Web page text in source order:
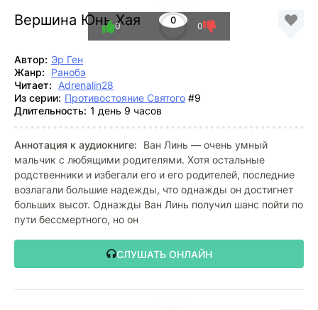
Вершина Юнь Хая 0
0 0
Автор: Эр Ген
Жанр:
Ранобэ
Читает:
Adrenalin28
Из серии: Противостояние Святого #9
Длительность: 1 день 9 часов
Аннотация к аудиокниге:
Ван Линь — очень умный
мальчик с любящими родителями. Хотя остальные
родственники и избегали его и его родителей, последние
возлагали большие надежды, что однажды он достигнет
больших высот. Однажды Ван Линь получил шанс пойти по
пути бессмертного, но он
СЛУШАТЬ ОНЛАЙН